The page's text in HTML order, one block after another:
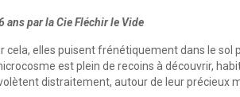
par la Cie Fléchir le Vide
cela, elles puisent fréné­tiquement dans le sol
est plein de recoins à découvrir,
distraitement, autour de leur précieux